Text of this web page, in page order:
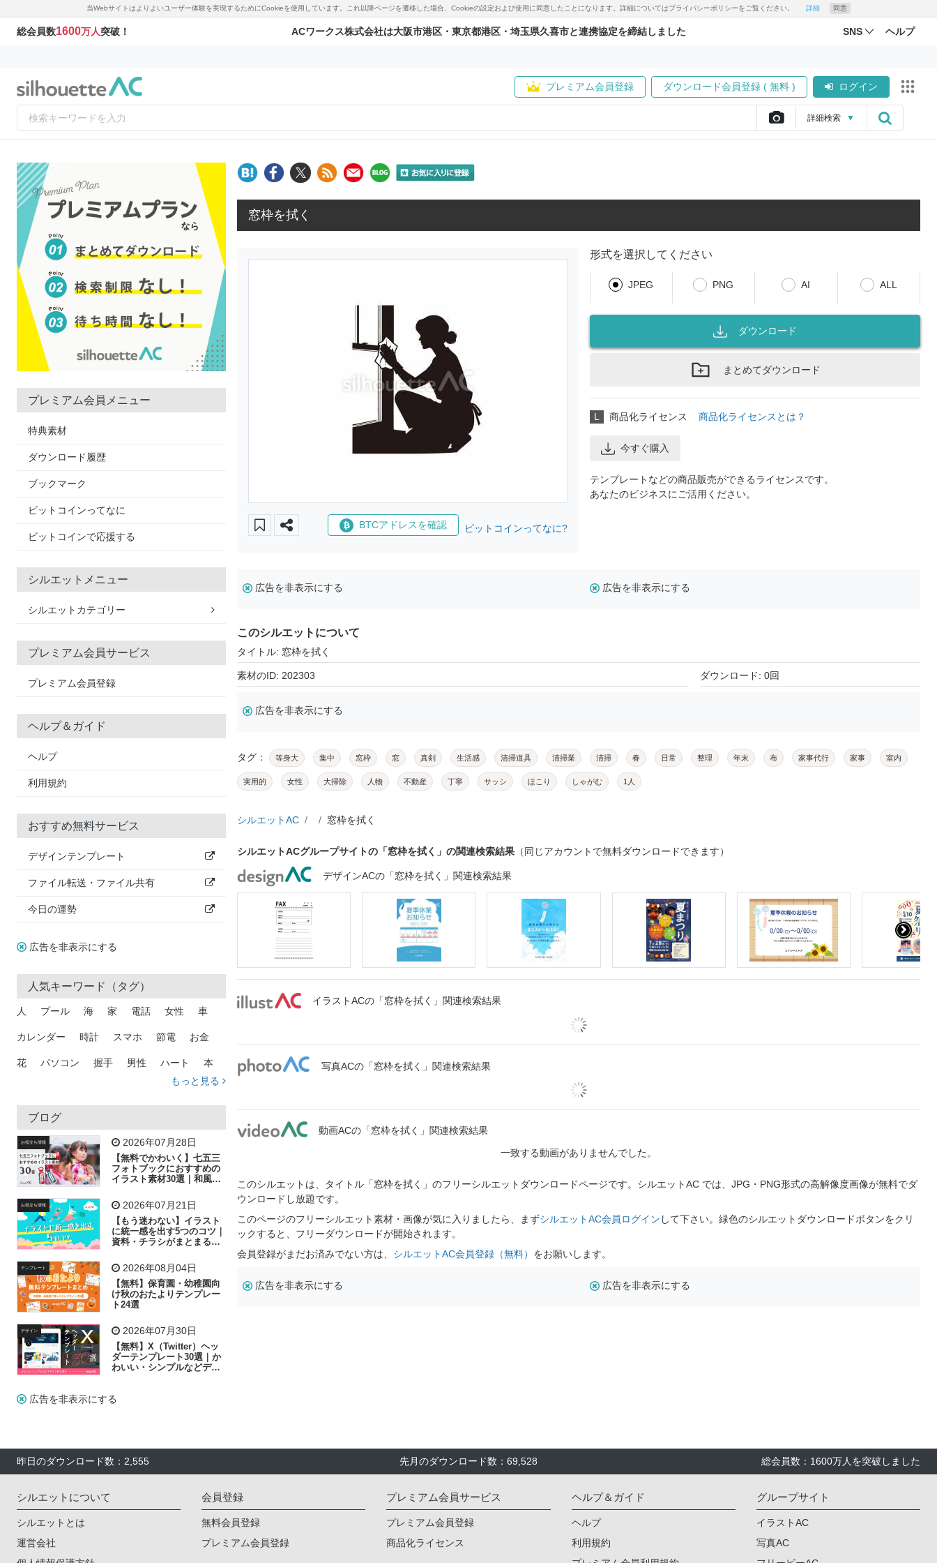
当Webサイトはよりよいユーザー体験を実現するためにCookieを使用しています。これ以降ページを遷移した場合、Cookieの設定および使用に同意したことになります。詳細についてはプライバシーポリシーをご覧ください。 詳細 同意
総会員数1600万人突破！ ACワークス株式会社は大阪市港区・東京都港区・埼玉県久喜市と連携協定を締結しました SNS ヘルプ
プレミアム会員登録 ダウンロード会員登録 ( 無料 ) ログイン
詳細検索 ▼
プレミアム会員メニュー
特典素材
ダウンロード履歴
ブックマーク
ビットコインってなに
ビットコインで応援する
シルエットメニュー
シルエットカテゴリー
プレミアム会員サービス
プレミアム会員登録
ヘルプ＆ガイド
ヘルプ
利用規約
おすすめ無料サービス
デザインテンプレート
ファイル転送・ファイル共有
今日の運勢
広告を非表示にする
人気キーワード（タグ）
人 プール 海 家 電話 女性 車
カレンダー 時計 スマホ 節電 お金
花 パソコン 握手 男性 ハート 本
トラック 木
吹き出し
飛行機 グラフ ビル 魚 家族 書類
歩く 工場 会社 太陽 キラキラ
子供 作業員 相談 ピクトグラム
もっと見る
ブログ
お役立ち情報 2026年07月28日
【無料でかわいく】七五三
フォトブックにおすすめの
イラスト素材30選｜和風の
お役立ち情報 2026年07月21日
【もう迷わない】イラスト
に統一感を出す5つのコツ｜
資料・チラシがまとまるフ
テンプレート 2026年08月04日
【無料】保育園・幼稚園向
け秋のおたよりテンプレー
ト24選
デザイン 2026年07月30日
【無料】X（Twitter）ヘッ
ダーテンプレート30選｜か
わいい・シンプルなどデザ
広告を非表示にする
窓枠を拭く
BTCアドレスを確認 ビットコインってなに?
形式を選択してください
JPEG PNG AI ALL
ダウンロード
まとめてダウンロード
L 商品化ライセンス 商品化ライセンスとは？
今すぐ購入
テンプレートなどの商品販売ができるライセンスです。
あなたのビジネスにご活用ください。
広告を非表示にする 広告を非表示にする
このシルエットについて
タイトル: 窓枠を拭く
素材のID: 202303 ダウンロード: 0回
広告を非表示にする
タグ： 等身大 集中 窓枠 窓 真剣 生活感 清掃道具 清掃業 清掃 春 日常 整理 年末 布 家事代行 家事 室内
実用的 女性 大掃除 人物 不動産 丁寧 サッシ ほこり しゃがむ 1人
シルエットAC 窓枠を拭く
シルエットACグループサイトの「窓枠を拭く」の関連検索結果 （同じアカウントで無料ダウンロードできます）
デザインACの「窓枠を拭く」関連検索結果
イラストACの「窓枠を拭く」関連検索結果
写真ACの「窓枠を拭く」関連検索結果
動画ACの「窓枠を拭く」関連検索結果
一致する動画がありませんでした。
このシルエットは、タイトル「窓枠を拭く」のフリーシルエットダウンロードページです。シルエットAC では、JPG・PNG形式の高解像度画像が無料でダ
ウンロードし放題です。
このページのフリーシルエット素材・画像が気に入りましたら、まずシルエットAC会員ログイン して下さい。緑色のシルエットダウンロードボタンをクリ
ックすると、フリーダウンロードが開始されます。
会員登録がまだお済みでない方は、 シルエットAC会員登録（無料） をお願いします。
広告を非表示にする 広告を非表示にする
昨日のダウンロード数：2,555 先月のダウンロード数：69,528 総会員数：1600万人を突破しました
シルエットについて
シルエットとは
運営会社
会員登録
無料会員登録
プレミアム会員登録
プレミアム会員サービス
プレミアム会員登録
商品化ライセンス
ヘルプ＆ガイド
ヘルプ
利用規約
グループサイト
イラストAC
写真AC